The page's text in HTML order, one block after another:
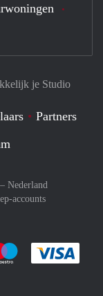
je Studio
Partners
Nederland
accounts
af met Paypal
gemakkelijk af met
Je rekent